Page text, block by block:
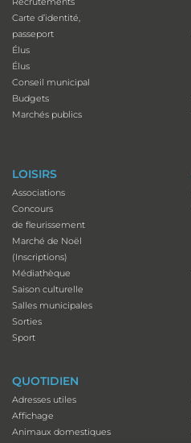
Carte d’identité,
passeport
Élus
Élus
Conseil municipal
Budgets
Marchés publics
LOISIRS
Associations
Concours
de fleurissement
Marché de Noël
(Inscriptions)
Médiathèque
Saison culturelle
Salles municipales
Sorties
Sport
QUOTIDIEN
Adresses utiles
Affichage
Animaux domestiques